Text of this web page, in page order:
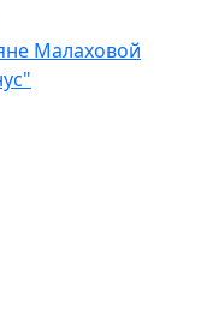
Малаховой